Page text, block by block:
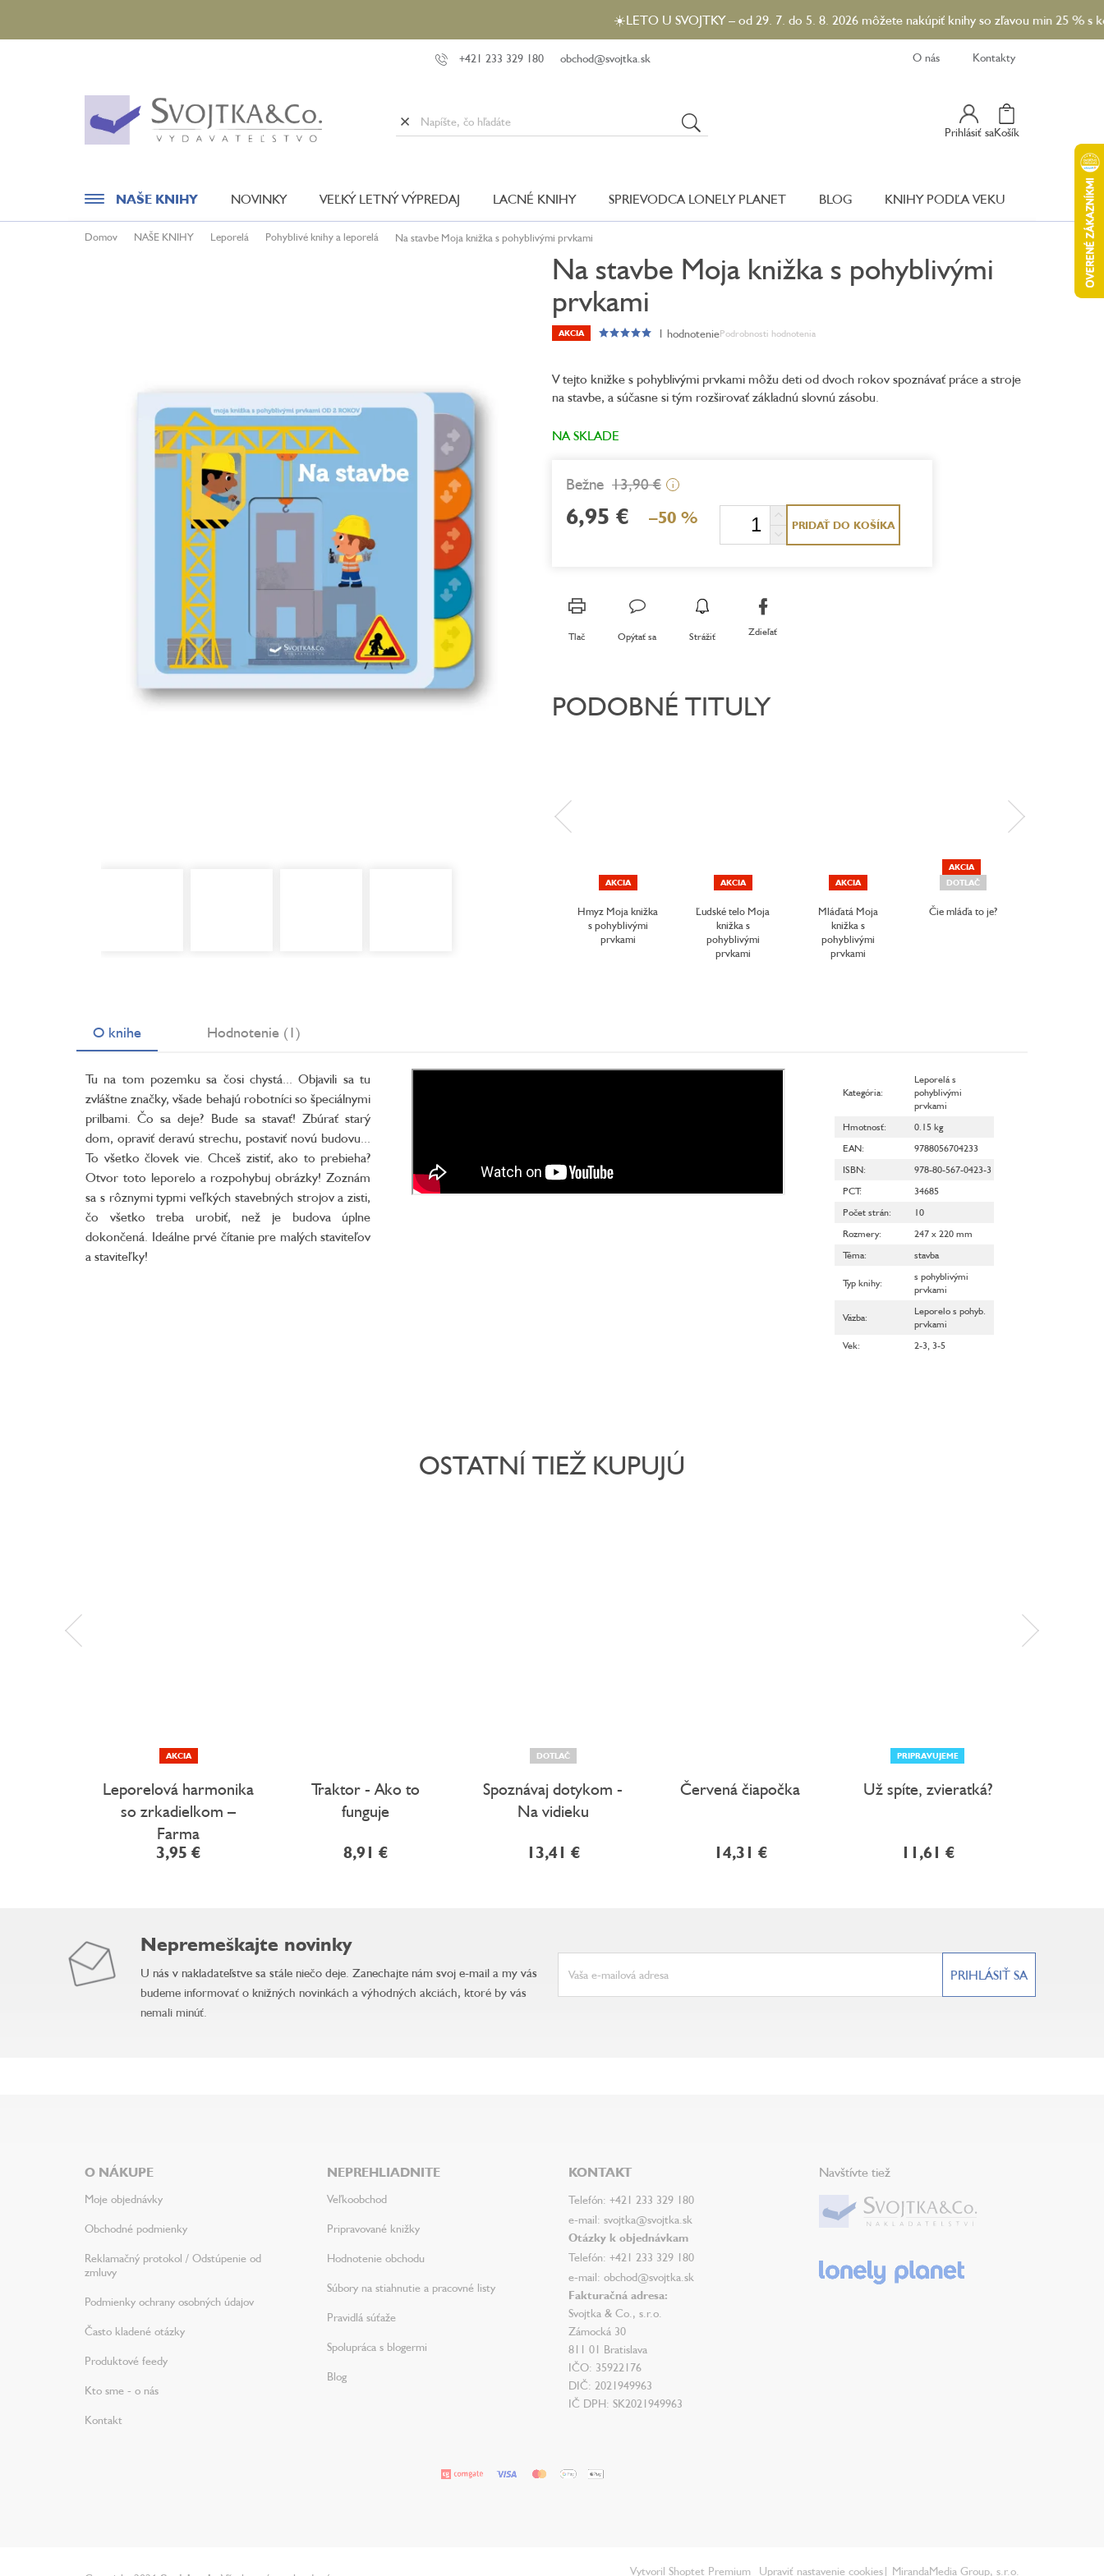
obsah
☀️LETO U SVOJTKY – od 29. 7. do 5. 8. 2026 môžete nakúpiť knihy so zľavou min 25 % s kódom
+421 233 329 180 obchod@svojtka.sk O nás Kontakty
Prihlásiť sa
Nákupný
Košík
NAŠE KNIHY
Aktivity / Samolepky
Rozprávky a príbehy
NOVINKY VEĽKÝ LETNÝ VÝPREDAJ LACNÉ KNIHY SPRIEVODCA LONELY PLANET BLOG KNIHY PODĽA VEKU
Domov NAŠE KNIHY Leporelá Pohyblivé knihy a leporelá Na stavbe Moja knižka s pohyblivými prvkami
Na stavbe Moja knižka s pohyblivými
prvkami
Podrobnosti hodnotenia
AKCIA
Priemerné
je
5,0
1 hodnotenie
V tejto knižke s pohyblivými prvkami môžu deti od dvoch rokov spoznávať práce a stroje
na stavbe, a súčasne si tým rozširovať základnú slovnú zásobu.
NA SKLADE
13,90 € i
6,95 € –50 % PRIDAŤ DO KOŠÍKA
Tlač Opýtať sa Strážiť Zdieľať
PODOBNÉ TITULY
AKCIA
Hmyz Moja knižka
s pohyblivými
prvkami
AKCIA
Ľudské telo Moja
knižka s
pohyblivými
prvkami
AKCIA
Mláďatá Moja
knižka s
pohyblivými
prvkami
AKCIA
DOTLAČ
Čie mláďa to je?
O knihe Hodnotenie (1)
Tu na tom pozemku sa čosi chystá... Objavili sa tu
zvláštne značky, všade behajú robotníci so špeciálnymi
prilbami. Čo sa deje? Bude sa stavať! Zbúrať starý
dom, opraviť deravú strechu, postaviť novú budovu...
To všetko človek vie. Chceš zistiť, ako to prebieha?
Otvor toto leporelo a rozpohybuj obrázky! Zoznám
sa s rôznymi typmi veľkých stavebných strojov a zisti,
čo všetko treba urobiť, než je budova úplne
dokončená. Ideálne prvé čítanie pre malých staviteľov
a staviteľky!
Kategória:
Leporelá s
pohyblivými
prvkami
Hmotnosť:
0.15 kg
EAN:
9788056704233
ISBN:
978-80-567-0423-3
PCT:
34685
Počet strán:
10
Rozmery:
247 x 220 mm
Téma: stavba
Typ knihy:
s pohyblivými
prvkami
Väzba:
Leporelo s pohyb.
prvkami
Vek: 2-3 3-5
OSTATNÍ TIEŽ KUPUJÚ
AKCIA
Leporelová harmonika
so zrkadielkom –
Farma
3,95 €
Traktor - Ako to
funguje
8,91 €
DOTLAČ
Spoznávaj dotykom -
Na vidieku
13,41 €
Červená čiapočka
14,31 €
PRIPRAVUJEME
Už spíte, zvieratká?
11,61 €
Nepremeškajte novinky
U nás v nakladateľstve sa stále niečo deje. Zanechajte nám svoj e-mail a my vás
budeme informovať o knižných novinkách a výhodných akciách, ktoré by vás
nemali minúť.
PRIHLÁSIŤ SA
O NÁKUPE
Moje objednávky
Obchodné podmienky
Reklamačný protokol / Odstúpenie od
zmluvy
Podmienky ochrany osobných údajov
Často kladené otázky
Produktové feedy
Kto sme - o nás
Kontakt
NEPREHLIADNITE
Veľkoobchod
Pripravované knižky
Hodnotenie obchodu
Súbory na stiahnutie a pracovné listy
Pravidlá súťaže
Spolupráca s blogermi
Blog
KONTAKT
Telefón: +421 233 329 180
e-mail: svojtka@svojtka.sk
Otázky k objednávkam
Telefón: +421 233 329 180
e-mail: obchod@svojtka.sk
Fakturačná adresa:
Svojtka & Co., s.r.o.
Zámocká 30
811 01 Bratislava
IČO: 35922176
DIČ: 2021949963
IČ DPH: SK2021949963
Navštívte tiež
Vytvoril Shoptet Premium Upraviť nastavenie cookies| MirandaMedia Group, s.r.o.